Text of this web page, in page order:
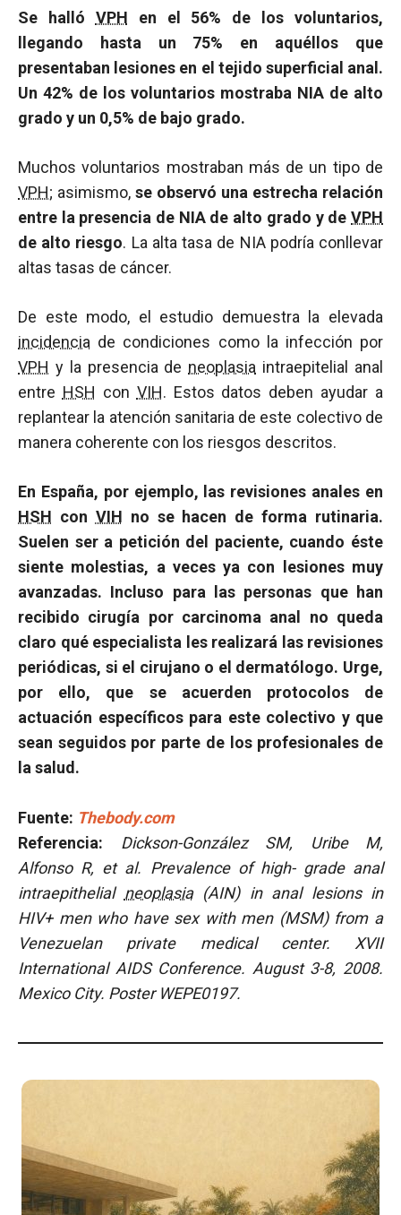
Se halló VPH en el 56% de los voluntarios,
llegando hasta un 75% en aquéllos que
presentaban lesiones en el tejido superficial anal.
Un 42% de los voluntarios mostraba NIA de alto
grado y un 0,5% de bajo grado.
Muchos voluntarios mostraban más de un tipo de
VPH; asimismo, se observó una estrecha relación
entre la presencia de NIA de alto grado y de VPH
de alto riesgo. La alta tasa de NIA podría conllevar
altas tasas de cáncer.
De este modo, el estudio demuestra la elevada
incidencia de condiciones como la infección por
VPH y la presencia de neoplasia intraepitelial anal
entre HSH con VIH. Estos datos deben ayudar a
replantear la atención sanitaria de este colectivo de
manera coherente con los riesgos descritos.
En España, por ejemplo, las revisiones anales en
HSH con VIH no se hacen de forma rutinaria.
Suelen ser a petición del paciente, cuando éste
siente molestias, a veces ya con lesiones muy
avanzadas. Incluso para las personas que han
recibido cirugía por carcinoma anal no queda
claro qué especialista les realizará las revisiones
periódicas, si el cirujano o el dermatólogo. Urge,
por ello, que se acuerden protocolos de
actuación específicos para este colectivo y que
sean seguidos por parte de los profesionales de
la salud.
Fuente: Thebody.com
Referencia: Dickson-González SM, Uribe M,
Alfonso R, et al. Prevalence of high- grade anal
intraepithelial neoplasia(AIN) in anal lesions in
HIV+ men who have sex with men (MSM) from a
Venezuelan private medical center. XVII
International AIDS Conference. August 3-8, 2008.
Mexico City. Poster WEPE0197.